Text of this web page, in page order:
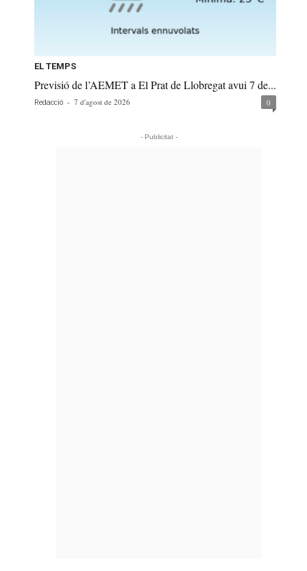
EL TEMPS
Previsió de l’AEMET a El Prat de Llobregat avui 7 de...
Redacció - 7 d'agost de 2026 0
- Publicitat -